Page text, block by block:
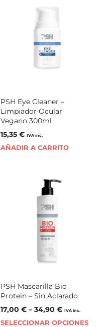
PSH Eye Cleaner –
Limpiador Ocular
Vegano 300ml
15,35 € IVA inc.
AÑADIR A CARRITO
PSH Mascarilla Bio
Protein – Sin Aclarado
17,00 €– 34,90 € IVA inc.
SELECCIONAR OPCIONES